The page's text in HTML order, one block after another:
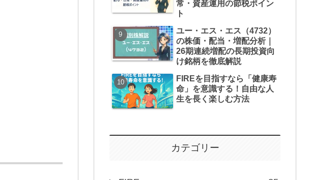
常・資産運用の節税ポイン
ト
ユー・エス・エス（4732）
の株価・配当・増配分析｜
26期連続増配の長期投資向
け銘柄を徹底解説
FIREを目指すなら「健康寿
命」を意識する！自由な人
生を長く楽しむ方法
カテゴリー